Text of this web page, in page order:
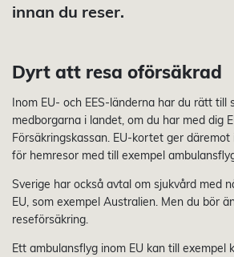
innan du reser.
Dyrt att resa oförsäkrad
Inom EU- och EES-länderna har du rätt till
medborgarna i landet, om du har med dig
Försäkringskassan. EU-kortet ger
för hemresor med till exempel
Sverige har också avtal om sjukvård med
EU, som exempel Australien. Men du bör
reseförsäkring.
Ett ambulansflyg inom EU kan till exempel